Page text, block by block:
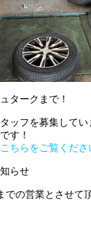
タークまで！
ッフを募集してい
す！
ちらをご覧くださ
らせ
での営業とさせて